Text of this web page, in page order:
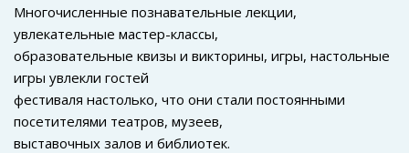
Многочисленные познавательные лекции,
увлекательные мастер-классы,
образовательные квизы и викторины, игры, настольные
игры увлекли гостей
фестиваля настолько, что они стали постоянными
посетителями театров, музеев,
выставочных залов и библиотек.